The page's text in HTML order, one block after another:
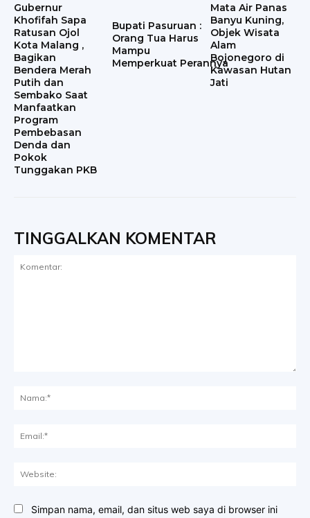
Gubernur
Khofifah Sapa
Ratusan Ojol
Kota Malang ,
Bagikan
Bendera Merah
Putih dan
Sembako Saat
Manfaatkan
Program
Pembebasan
Denda dan
Pokok
Tunggakan PKB
Bupati Pasuruan :
Orang Tua Harus
Mampu
Memperkuat Perannya
Mata Air Panas
Banyu Kuning,
Objek Wisata
Alam
Bojonegoro di
Kawasan Hutan
Jati
TINGGALKAN KOMENTAR
Simpan nama, email, dan situs web saya di browser ini